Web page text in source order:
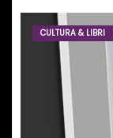
CULTURA & LIBRI